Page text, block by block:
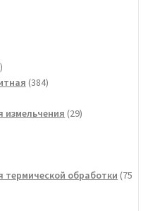
9
товаров384384
измельчения 2929
термической обработки 75